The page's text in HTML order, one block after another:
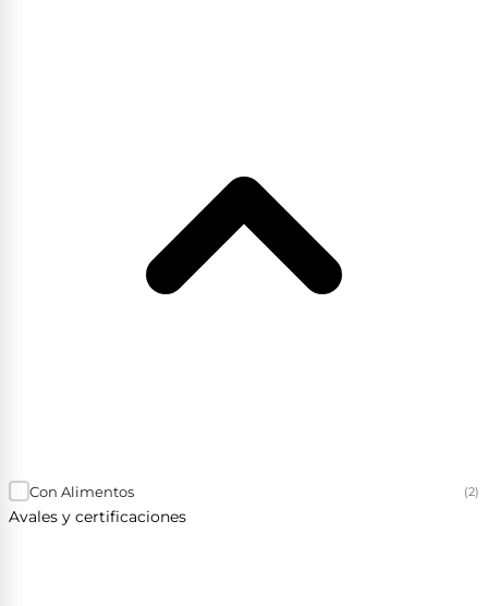
Con Alimentos (2)
Avales y certificaciones